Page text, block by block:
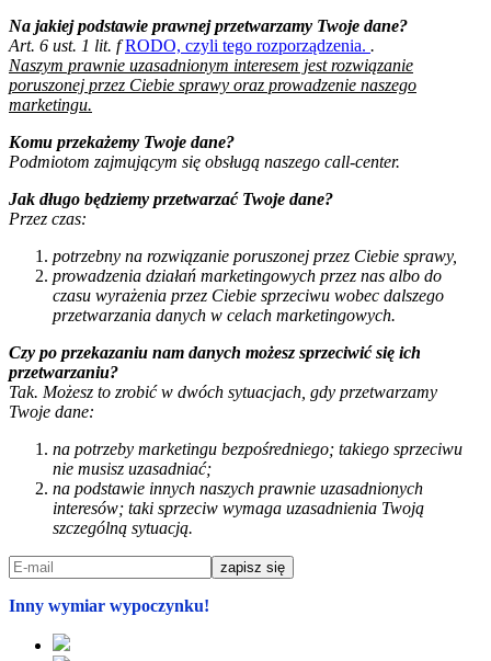
Na jakiej podstawie prawnej przetwarzamy Twoje dane?
Art. 6 ust. 1 lit. fRODO, czyli tego rozporządzenia. .
Naszym prawnie uzasadnionym interesem jest rozwiązanie
poruszonej przez Ciebie sprawy oraz prowadzenie naszego
marketingu.
Komu przekażemy Twoje dane?
Podmiotom zajmującym się obsługą naszego call-center.
Jak długo będziemy przetwarzać Twoje dane?
Przez czas:
potrzebny na rozwiązanie poruszonej przez Ciebie sprawy,
prowadzenia działań marketingowych przez nas albo do
czasu wyrażenia przez Ciebie sprzeciwu wobec dalszego
przetwarzania danych w celach marketingowych.
Czy po przekazaniu nam danych możesz sprzeciwić się ich
przetwarzaniu?
Tak. Możesz to zrobić w dwóch sytuacjach, gdy przetwarzamy
Twoje dane:
na potrzeby marketingu bezpośredniego; takiego sprzeciwu
nie musisz uzasadniać;
na podstawie innych naszych prawnie uzasadnionych
interesów; taki sprzeciw wymaga uzasadnienia Twoją
szczególną sytuacją.
Inny wymiar wypoczynku!